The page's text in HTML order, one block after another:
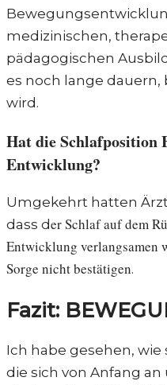
medizinischen,
pädagogischen
es noch lange dauern,
wird.
Hat die Schlafposition
Entwicklung?
Umgekehrt hatten
dass der Schlaf auf dem
Entwicklung verlangsamen
Sorge nicht bestätigen.
Fazit:
Ich habe gesehen,
die sich von Anfang